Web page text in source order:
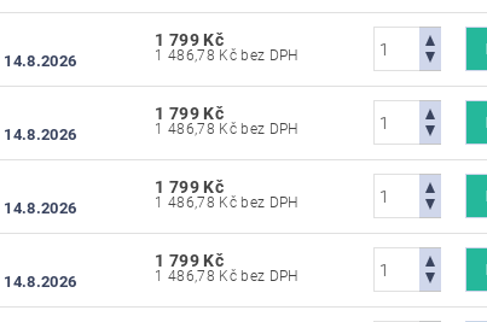
14.8.2026
1 799 Kč
1 486,78 Kč bez DPH
14.8.2026
1 799 Kč
1 486,78 Kč bez DPH
14.8.2026
1 799 Kč
1 486,78 Kč bez DPH
14.8.2026
1 799 Kč
1 486,78 Kč bez DPH